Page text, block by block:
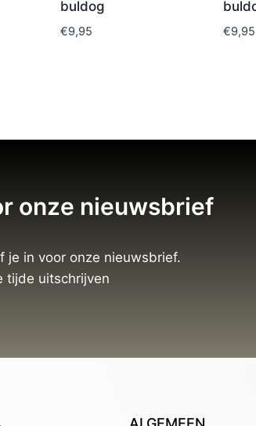
buldog
€9,95 €9,95
onze nieuwsbrief
je in voor onze nieuwsbrief.
tijde uitschrijven